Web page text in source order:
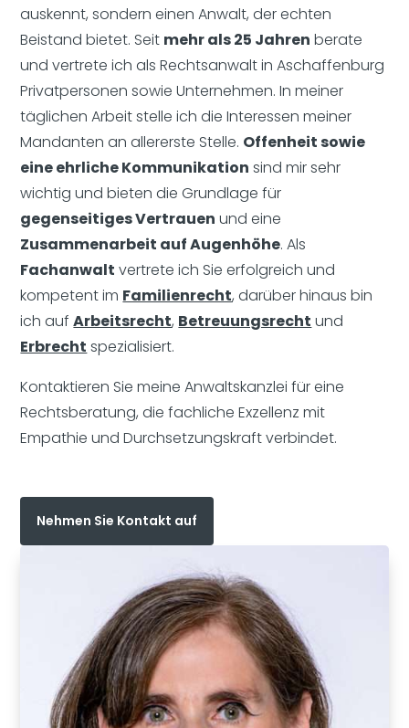
auskennt, sondern einen Anwalt, der echten
Beistand bietet. Seit mehr als 25 Jahren berate
und vertrete ich als Rechtsanwalt in Aschaffenburg
Privatpersonen sowie Unternehmen. In meiner
täglichen Arbeit stelle ich die Interessen meiner
Mandanten an allererste Stelle. Offenheit sowie
eine ehrliche Kommunikation sind mir sehr
wichtig und bieten die Grundlage für
gegenseitiges Vertrauen und eine
Zusammenarbeit auf Augenhöhe. Als
Fachanwalt vertrete ich Sie erfolgreich und
kompetent im Familienrecht, darüber hinaus bin
ich aufArbeitsrecht, Betreuungsrecht und
Erbrecht spezialisiert.
Kontaktieren Sie meine Anwaltskanzlei für eine
Rechtsberatung, die fachliche Exzellenz mit
Empathie und Durchsetzungskraft verbindet.
Nehmen Sie Kontakt auf